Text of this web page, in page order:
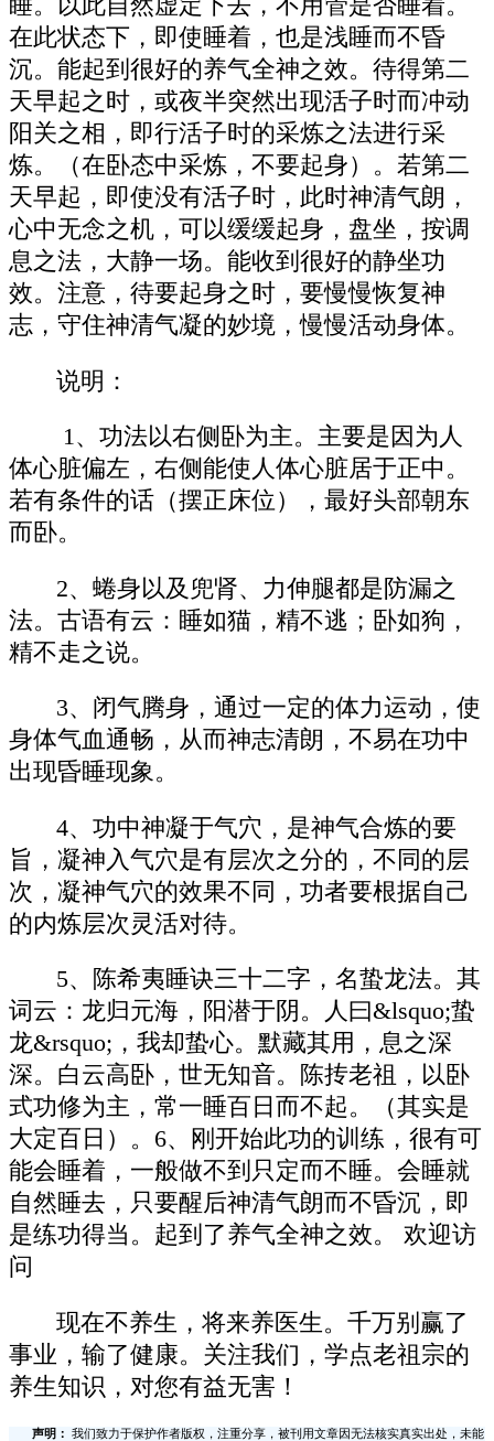
睡。以此自然虚定下去，不用管是否睡着。
在此状态下，即使睡着，也是浅睡而不昏
沉。能起到很好的养气全神之效。待得第二
天早起之时，或夜半突然出现活子时而冲动
阳关之相，即行活子时的采炼之法进行采
炼。（在卧态中采炼，不要起身）。若第二
天早起，即使没有活子时，此时神清气朗，
心中无念之机，可以缓缓起身，盘坐，按调
息之法，大静一场。能收到很好的静坐功
效。注意，待要起身之时，要慢慢恢复神
志，守住神清气凝的妙境，慢慢活动身体。
说明：
1、功法以右侧卧为主。主要是因为人
体心脏偏左，右侧能使人体心脏居于正中。
若有条件的话（摆正床位），最好头部朝东
而卧。
2、蜷身以及兜肾、力伸腿都是防漏之
法。古语有云：睡如猫，精不逃；卧如狗，
精不走之说。
3、闭气腾身，通过一定的体力运动，使
身体气血通畅，从而神志清朗，不易在功中
出现昏睡现象。
4、功中神凝于气穴，是神气合炼的要
旨，凝神入气穴是有层次之分的，不同的层
次，凝神气穴的效果不同，功者要根据自己
的内炼层次灵活对待。
5、陈希夷睡诀三十二字，名蛰龙法。其
词云：龙归元海，阳潜于阴。人曰&lsquo;蛰
龙&rsquo;，我却蛰心。默藏其用，息之深
深。白云高卧，世无知音。陈抟老祖，以卧
式功修为主，常一睡百日而不起。（其实是
大定百日）。6、刚开始此功的训练，很有可
能会睡着，一般做不到只定而不睡。会睡就
自然睡去，只要醒后神清气朗而不昏沉，即
是练功得当。起到了养气全神之效。 欢迎访
问
现在不养生，将来养医生。千万别赢了
事业，输了健康。关注我们，学点老祖宗的
养生知识，对您有益无害！
声明：
我们致力于保护作者版权，注重分享，被刊用文章因无法核实真实出处，未能